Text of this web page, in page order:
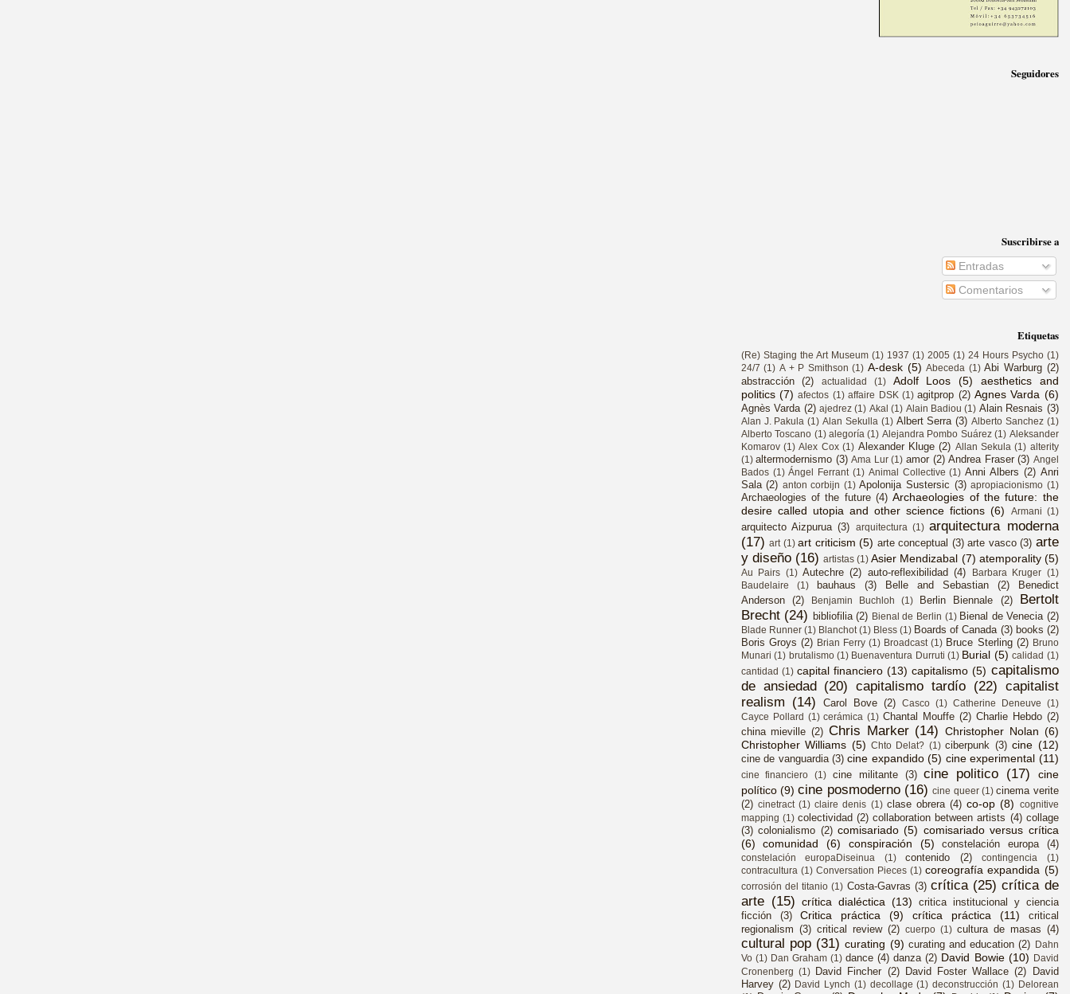
Seguidores
Suscribirse a
Entradas
Comentarios
Etiquetas
(Re) Staging the Art Museum (1) 1937 (1) 2005 (1) 24 Hours Psycho (1)
24/7 (1) A + P Smithson (1) A-desk (5) Abeceda (1) Abi Warburg (2)
abstracción
(2) actualidad (1) Adolf Loos (5)
aesthetics and
politics (7) afectos (1) affaire DSK (1) agitprop (2) Agnes Varda (6)
Agnès Varda (2) ajedrez (1) Akal (1) Alain Badiou (1) Alain Resnais (3)
Alan J. Pakula (1) Alan Sekulla (1) Albert Serra (3) Alberto Sanchez (1)
Alberto Toscano (1) alegoría (1) Alejandra Pombo Suárez (1) Aleksander
Komarov (1) Alex Cox (1) Alexander Kluge (2) Allan Sekula (1) alterity
(1) altermodernismo (3) Ama Lur (1) amor (2) Andrea Fraser (3) Angel
Bados (1) Ángel Ferrant (1) Animal Collective (1) Anni Albers (2) Anri
Sala (2) anton corbijn (1) Apolonija Sustersic (3) apropiacionismo (1)
Archaeologies of the future (4) Archaeologies of the future: the
desire called utopia and other science fictions (6) Armani (1)
arquitecto Aizpurua (3) arquitectura (1) arquitectura moderna
(17) art (1) art criticism (5) arte conceptual (3) arte vasco (3) arte
y diseño (16) artistas (1) Asier Mendizabal (7) atemporality (5)
Au Pairs (1) Autechre (2) auto-reflexibilidad (4) Barbara Kruger (1)
Baudelaire
(1) bauhaus (3) Belle and Sebastian (2)
Benedict
Anderson
(2) Benjamin Buchloh (1) Berlin Biennale (2)
Bertolt
Brecht (24) bibliofilia (2) Bienal de Berlin (1) Bienal de Venecia (2)
Blade Runner (1) Blanchot (1) Bless (1) Boards of Canada (3) books (2)
Boris Groys (2) Brian Ferry (1) Broadcast (1) Bruce Sterling (2)
Bruno
Munari (1) brutalismo (1) Buenaventura Durruti (1) Burial (5) calidad (1)
cantidad (1) capital financiero (13) capitalismo (5) capitalismo
de ansiedad (20) capitalismo tardío (22) capitalist
realism (14) Carol Bove (2) Casco (1) Catherine Deneuve
(1)
Cayce Pollard (1) cerámica (1) Chantal Mouffe (2) Charlie Hebdo (2)
china mieville (2) Chris Marker (14) Christopher Nolan (6)
Christopher Williams (5) Chto Delat? (1) ciberpunk (3) cine (12)
cine de vanguardia (3) cine expandido (5) cine experimental (11)
cine financiero (1) cine militante (3) cine politico (17)
cine
político (9) cine posmoderno (16) cine queer (1) cinema verite
(2) cinetract (1) claire denis (1) clase obrera (4) co-op (8)
cognitive
mapping (1) colectividad (2) collaboration between artists (4) collage
(3) colonialismo (2) comisariado (5) comisariado versus crítica
(6)
comunidad (6) conspiración (5) constelación europa (4)
constelación europaDiseinua (1) contenido (2) contingencia
(1)
contracultura (1) Conversation Pieces (1) coreografía expandida (5)
corrosión del titanio (1) Costa-Gavras (3) crítica (25) crítica de
arte (15) crítica dialéctica (13)
critica institucional y ciencia
ficción
(3) Critica práctica (9) crítica práctica (11)
critical
regionalism (3) critical review (2) cuerpo (1) cultura de masas (4)
cultural pop (31) curating (9) curating and education (2)
Dahn
Vo (1) Dan Graham (1) dance (4) danza (2) David Bowie (10)
David
Cronenberg (1) David Fincher (2) David Foster Wallace (2)
David
Harvey (2) David Lynch (1) decollage (1) deconstrucción (1) Delorean